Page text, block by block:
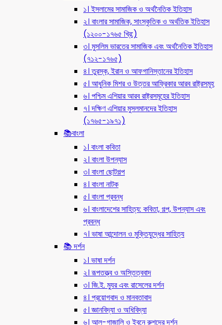
১। ইসলামের সামাজিক ও অর্থনৈতিক ইতিহাস
২। বাংলার সামাজিক, সাংস্কৃতিক ও অর্থতিক ইতিহাস
(১২০০-১৭৬৫ খ্রি:)
৩। মুসলিম ভারতের সামাজিক এবং অর্থনৈতিক ইতিহাস
(৭১২-১৭৬৫)
৪। তুরস্ক, ইরান ও আফগানিস্তানের ইতিহাস
৫। আধুনিক মিশর ও উত্তর আফ্রিকার আরব রাষ্ট্রসমূহ
৬। পশ্চিম এশিয়ার আরব রাষ্ট্রসমূহের ইতিহাস
৭। দক্ষিণ এশিয়ার মুসলমানদের ইতিহাস
(১৭৬৫-১৯৭১)
📚বাংলা
১। বাংলা কবিতা
২। বাংলা উপন্যাস
৩। বাংলা ছোটগল্প
৪। বাংলা নাটক
৫। বাংলা প্রবন্ধ
৬। বাংলাদেশের সাহিত্য: কবিতা, গল্প, উপন্যাস এবং
প্রবন্ধ
৭। ভাষা আন্দোলন ও মুক্তিযুদ্ধের সাহিত্য
📚 দর্শন
১। ভাষা দর্শন
২। রূপতত্ত্ব ও অস্তিত্ববাদ
৩। জি.ই. ম্যুর এবং রাসেলের দর্শন
৪। প্রয়োগবাদ ও মানবতাবাদ
৫। জ্ঞানবিদ্যা ও অধিবিদ্যা
৬। আল-গাজালি ও ইবনে রুশদের দর্শন